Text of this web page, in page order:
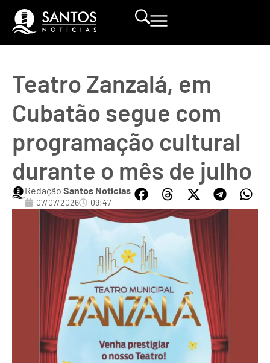
Teatro Zanzalá, em
Cubatão segue com
programação cultural
durante o mês de julho
Redação Santos Notícias
07/07/2026 09:47